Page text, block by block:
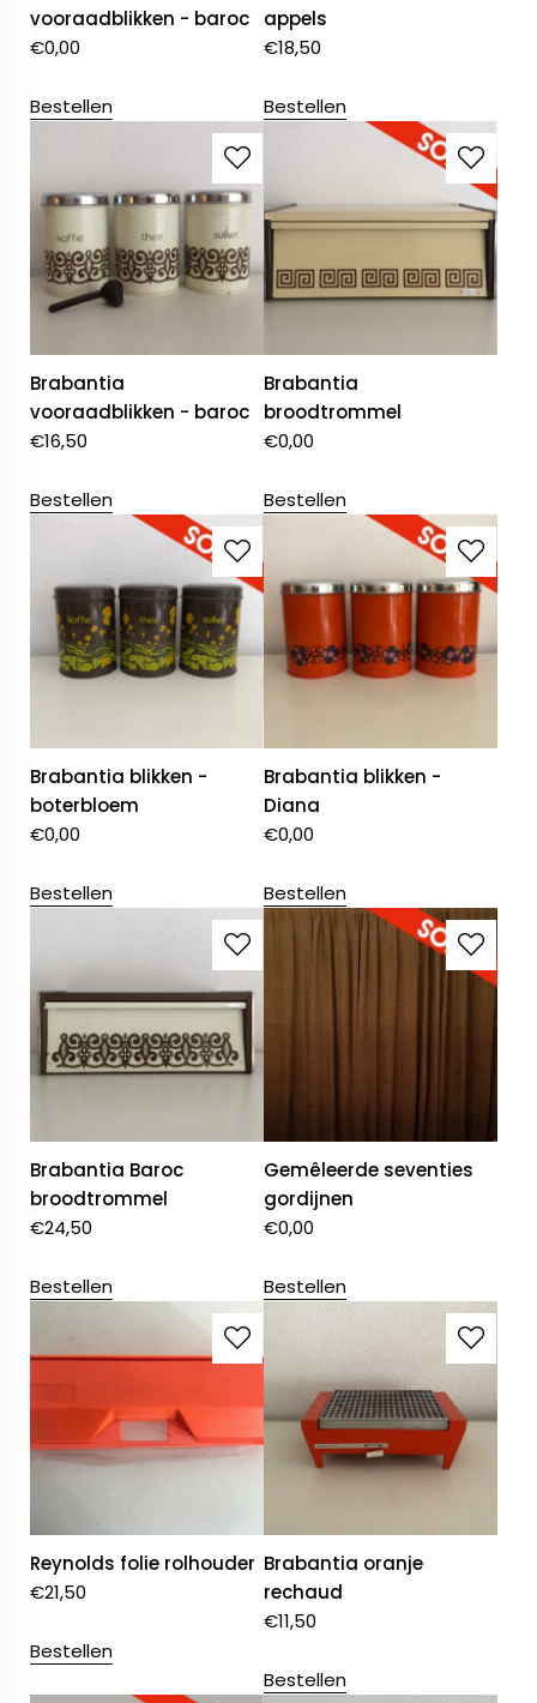
vooraadblikken - baroc
€0,00
Bestellen
appels
€18,50
Bestellen
Brabantia
vooraadblikken - baroc
€16,50
Bestellen
Brabantia
broodtrommel
€0,00
Bestellen
Brabantia blikken -
boterbloem
€0,00
Bestellen
Brabantia blikken -
Diana
€0,00
Bestellen
Brabantia Baroc
broodtrommel
€24,50
Bestellen
Gemêleerde seventies
gordijnen
€0,00
Bestellen
Reynolds folie rolhouder
€21,50
Bestellen
Brabantia oranje
rechaud
€11,50
Bestellen